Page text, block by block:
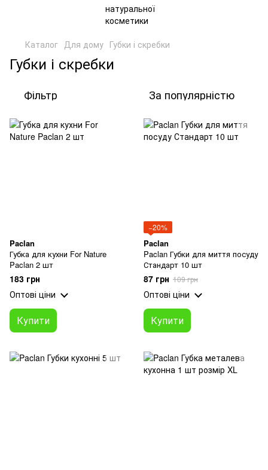
Каталог Для дому Губки і скребки
Губки і скребки
Фільтр За популярністю
Paclan
Губка для кухни For Nature
Paclan 2 шт
183 грн
Оптові ціни
Купити
−20%
Paclan
Paclan Губки для миття посуду
Стандарт 10 шт
87 грн 109 грн
Оптові ціни
Купити